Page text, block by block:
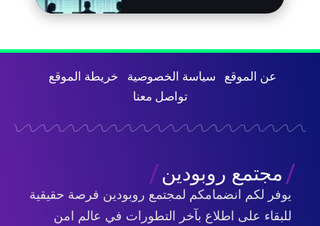
عن الموقع سياسة الخصوصية
خريطة الموقع
تواصل معنا
مجتمع روبودين
يوفر لكم انضمامكم لمجتمع روبودين فرصة حقيقية
للبقاء على اطلاع بآخر التطورات في عالم امن